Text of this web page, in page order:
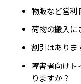
物販など営利
荷物の搬入に
割引はありま
障害者向けト
りますか？